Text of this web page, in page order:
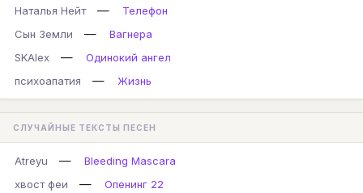
Наталья Нейт
—
Телефон
Сын Земли
—
Вагнера
SKAlex
—
Одинокий ангел
психоапатия
— Жизнь
СЛУЧАЙНЫЕ ТЕКСТЫ ПЕСЕН
Atreyu —
Bleeding Mascara
хвост феи
—
Опенинг 22